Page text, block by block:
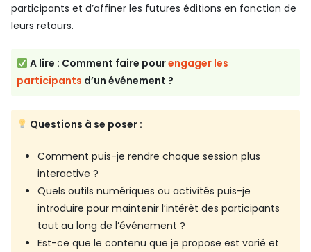
participants et d’affiner les futures éditions en fonction de
leurs retours.
A lire : Comment faire pourengager les
participants d’un événement ?
Questions à se poser :
Comment puis-je rendre chaque session plus
interactive ?
Quels outils numériques ou activités puis-je
introduire pour maintenir l’intérêt des participants
tout au long de l’événement ?
Est-ce que le contenu que je propose est varié et